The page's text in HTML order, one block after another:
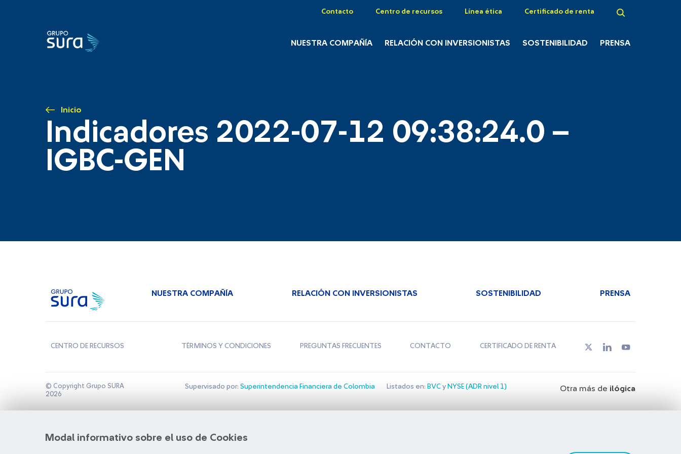
Contacto Centro de recursos Línea ética Certificado de renta
NUESTRA COMPAÑÍA RELACIÓN CON INVERSIONISTAS SOSTENIBILIDAD PRENSA
Inicio
Indicadores 2022-07-12 09:38:24.0 –
IGBC-GEN
Modal informativo sobre el uso de Cookies
NUESTRA COMPAÑÍA RELACIÓN CON INVERSIONISTAS SOSTENIBILIDAD PRENSA
CENTRO DE RECURSOS TÉRMINOS Y CONDICIONES PREGUNTAS FRECUENTES CONTACTO CERTIFICADO DE RENTA
© Copyright Grupo SURA
2026
Supervisado por: Superintendencia Financiera de Colombia Listados en: BVCy NYSE (ADR nivel 1) Otra más de ilógica